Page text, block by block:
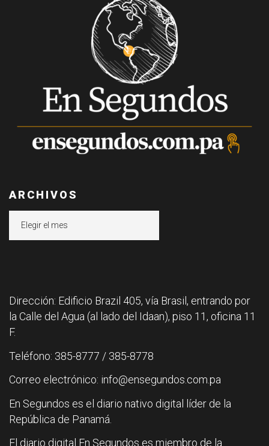
ARCHIVOS
Dirección: Edificio Brazil 405, vía Brasil, entrando por
la Calle del Agua (al lado del Idaan), piso 11, oficina 11
F.
Teléfono: 385-8777 / 385-8778
Correo electrónico: info@ensegundos.com.pa
En Segundos es el diario nativo digital líder de la
República de Panamá.
El diario digital En Segundos es miembro de la